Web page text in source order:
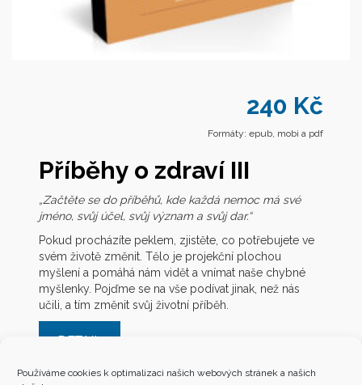
Používáme cookies k optimalizaci našich webových stránek a našich
240 Kč
Formáty: epub, mobi a pdf
Příběhy o zdraví III
„Začtěte se do příběhů, kde každá nemoc má své
jméno, svůj účel, svůj význam a svůj dar.“
Pokud procházíte peklem, zjistěte, co potřebujete ve
svém životě změnit. Tělo je projekční plochou
myšlení a pomáhá nám vidět a vnímat naše chybné
myšlenky. Pojďme se na vše podívat jinak, než nás
učili, a tím změnit svůj životní příběh.
DETAIL